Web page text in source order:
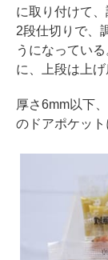
に取り付けて
2段仕切りで、
うになってい
に、上段は上げ
厚さ6mm以下
のドアポケット